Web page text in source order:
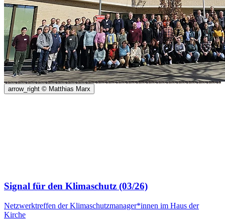
arrow_right © Matthias Marx
Signal für den Klimaschutz (03/26)
Netzwerktreffen der Klimaschutzmanager*innen im Haus der
Kirche